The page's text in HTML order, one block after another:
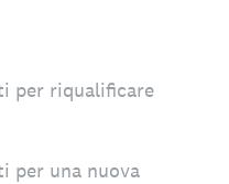
per riqualificare
per una nuova